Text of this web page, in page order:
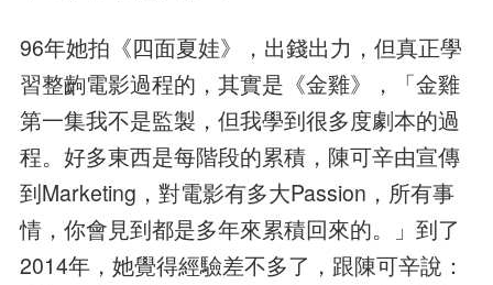
96年她拍《四面夏娃》，出錢出力，但真正學
習整齣電影過程的，其實是《金雞》，「金雞
第一集我不是監製，但我學到很多度劇本的過
程。好多東西是每階段的累積，陳可辛由宣傳
到Marketing，對電影有多大Passion，所有事
情，你會見到都是多年來累積回來的。」到了
2014年，她覺得經驗差不多了，跟陳可辛說：